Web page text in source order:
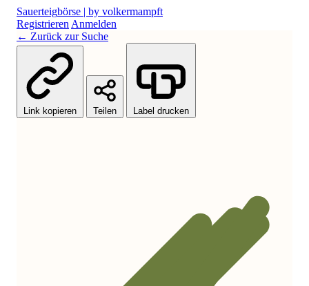
Sauerteigbörse | by volkermampft
Registrieren Anmelden
← Zurück zur Suche
Link kopieren Teilen Label drucken